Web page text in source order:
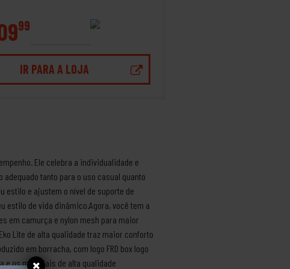
99
IR PARA A LOJA
Ele celebra a individualidade e
tanto para o uso casual quanto
estilo e ajustem o nível de suporte de
estilo de vida dinâmico.Agora, você tem a
em camurça e nylon mesh para maior
Lite de alta qualidade traz maior conforto
em borracha, com logo FRD box logo
e os materiais de alta qualidade